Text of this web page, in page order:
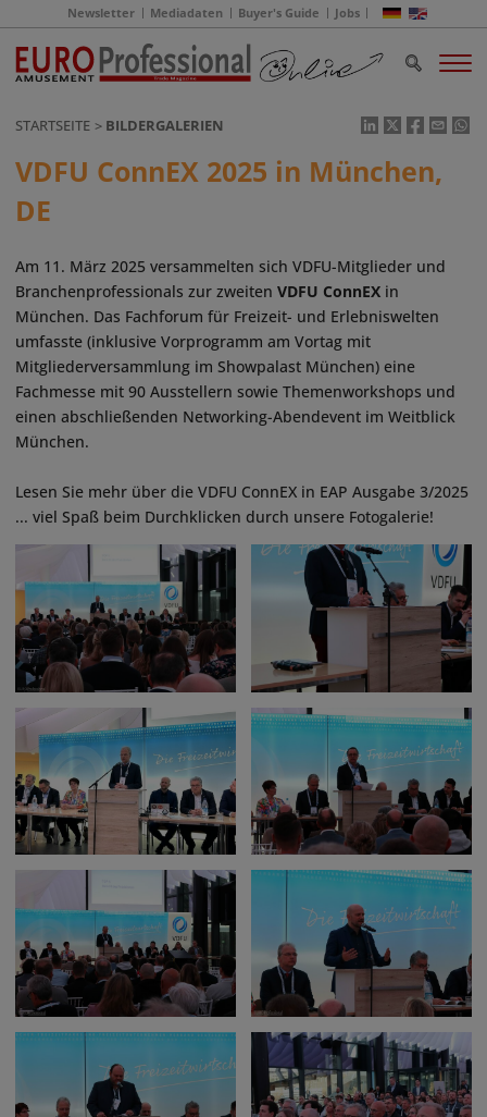
Newsletter Mediadaten Buyer's Guide Jobs
STARTSEITE BILDERGALERIEN
VDFU ConnEX 2025 in München,
DE
Am 11. März 2025 versammelten sich VDFU-Mitglieder und
Branchenprofessionals zur zweiten VDFU ConnEX in
München. Das Fachforum für Freizeit- und Erlebniswelten
umfasste (inklusive Vorprogramm am Vortag mit
Mitgliederversammlung im Showpalast München) eine
Fachmesse mit 90 Ausstellern sowie Themenworkshops und
einen abschließenden Networking-Abendevent im Weitblick
München.
Lesen Sie mehr über die VDFU ConnEX in EAP Ausgabe 3/2025
... viel Spaß beim Durchklicken durch unsere Fotogalerie!